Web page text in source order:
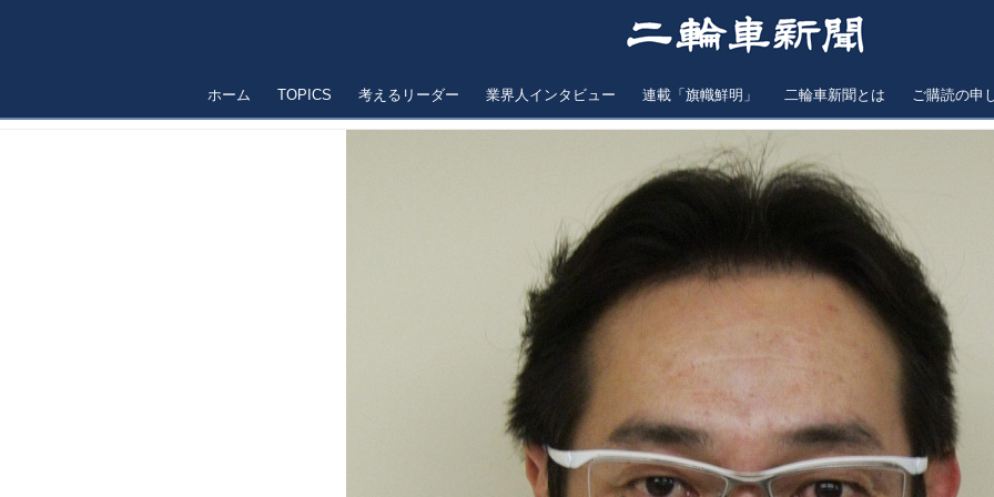
ホーム TOPICS 考えるリーダー 業界人インタビュー 連載「旗幟鮮明」 二輪車新聞とは ご購読の申